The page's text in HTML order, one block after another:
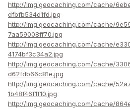
http://img.geocaching.com/cache/
dfbfb534d1fd.jpg
http://img.geocaching.com/cache/
7aa59008ff70.jpg
http://img.geocaching.com/cache/
4174bf3c34a2.jpg
http://img.geocaching.com/cache/
d62fdb66c81e.jpg
http://img.geocaching.com/cache/
1b48f46f1f10.jpg
http://img.geocaching.com/cache/